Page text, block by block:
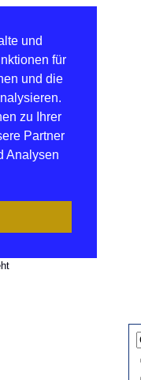
und
für
und die
zu Ihrer
Partner
Analysen